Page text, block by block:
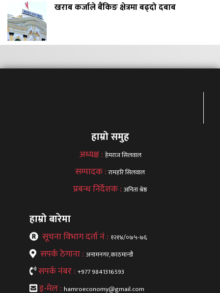
खराब कर्जाले बैंकिङ क्षेत्रमा बढ्दो दबाब
हाम्रो समुह
अध्यक्ष : हेमराज सिलवाल
सम्पादक :रामहरि सिलवाल
प्रबन्ध निर्देशक : अनिता श्रेष्ठ
हाम्रो बारेमा
सूचना विभाग दर्ता नं : १२१४/०७५-७६
सपर्क ठेगाना : अनामनगर,काठमान्डौ
सपर्क नंबर : +977 9841316593
इ-मेल : hamroeconomy@gmail.com